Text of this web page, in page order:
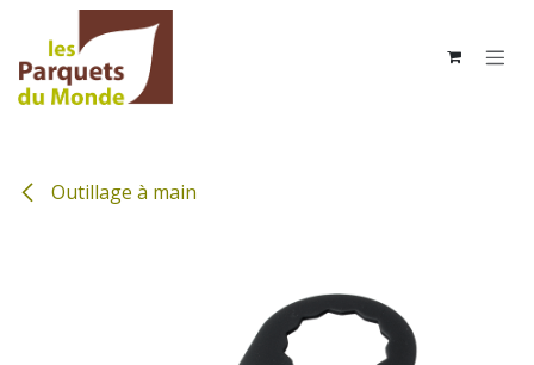
Se rendre au contenu
Outillage à main